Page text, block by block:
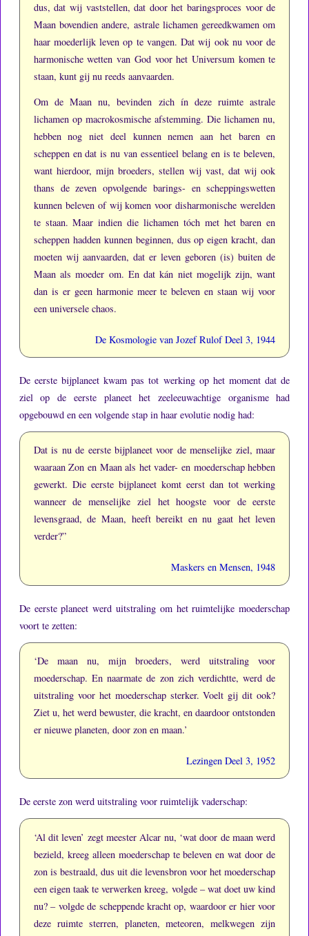
dus, dat wij vaststellen, dat door het baringsproces voor de
Maan bovendien andere, astrale lichamen gereedkwamen om
haar moederlijk leven op te vangen.Dat wij ook nu voor de
harmonische wetten van God voor het Universum komen te
staan, kunt gij nu reeds aanvaarden.
Om de Maan nu, bevinden zich ín deze ruimte astrale
lichamen op macrokosmische afstemming.Die lichamen nu,
hebben nog niet deel kunnen nemen aan het baren en
scheppen en dat is nu van essentieel belang en is te beleven,
want hierdoor, mijn broeders, stellen wij vast, dat wij ook
thans de zeven opvolgende barings- en scheppingswetten
kunnen beleven of wij komen voor disharmonische werelden
te staan.Maar indien die lichamen tóch met het baren en
scheppen hadden kunnen beginnen, dus op eigen kracht, dan
moeten wij aanvaarden, dat er leven geboren (is) buiten de
Maan als moeder om. En dat kán niet mogelijk zijn, want
dan is er geen harmonie meer te beleven en staan wij voor
een universele chaos.
De Kosmologie van Jozef Rulof Deel 3, 1944
De eerste bijplaneet kwam pas tot werking op het moment dat de
ziel op de eerste planeet het zeeleeuwachtige organisme had
opgebouwd en een volgende stap in haar evolutie nodig had:
Dat is nu de eerste bijplaneet voor de menselijke ziel, maar
waaraan Zon en Maan als het vader- en moederschap hebben
gewerkt. Die eerste bijplaneet komt eerst dan tot werking
wanneer de menselijke ziel het hoogste voor de eerste
levensgraad, de Maan, heeft bereikt en nu gaat het leven
verder?”
Maskers en Mensen, 1948
De eerste planeet werd uitstraling om het ruimtelijke moederschap
voort te zetten:
‘De maan nu, mijn broeders, werd uitstraling voor
moederschap. En naarmate de zon zich verdichtte, werd de
uitstraling voor het moederschap sterker.Voelt gij dit ook?
Ziet u, het werd bewuster, die kracht, en daardoor ontstonden
er nieuwe planeten, door zon en maan.’
Lezingen Deel 3, 1952
De eerste zon werd uitstraling voor ruimtelijk vaderschap:
‘Al dit leven’ zegt meester Alcar nu, ‘wat door de maan werd
bezield, kreeg alleen moederschap te beleven en wat door de
zon is bestraald, dus uit die levensbron voor het moederschap
een eigen taak te verwerken kreeg, volgde – wat doet uw kind
nu? – volgde de scheppende kracht op, waardoor er hier voor
deze ruimte sterren, planeten, meteoren, melkwegen zijn